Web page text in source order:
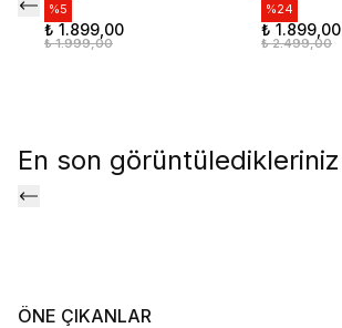
%5
₺ 1.899,00
₺ 1.999,00
%24
₺ 1.899,00
₺ 2.499,00
En son görüntüledikleriniz
ÖNE ÇIKANLAR